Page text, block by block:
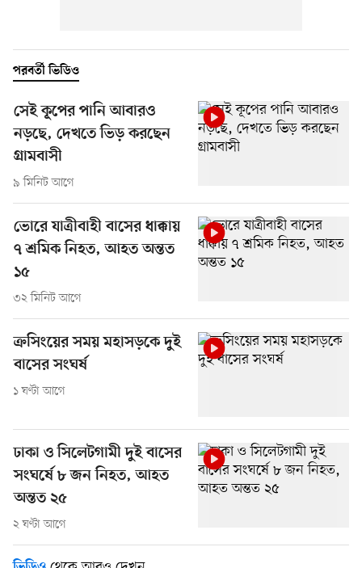
পরবর্তী ভিডিও
সেই কূপের পানি আবারও
নড়ছে, দেখতে ভিড় করছেন
গ্রামবাসী
৯ মিনিট আগে
ভোরে যাত্রীবাহী বাসের ধাক্কায়
৭ শ্রমিক নিহত, আহত অন্তত
১৫
৩২ মিনিট আগে
ক্রসিংয়ের সময় মহাসড়কে দুই
বাসের সংঘর্ষ
১ ঘণ্টা আগে
ঢাকা ও সিলেটগামী দুই বাসের
সংঘর্ষে ৮ জন নিহত, আহত
অন্তত ২৫
২ ঘণ্টা আগে